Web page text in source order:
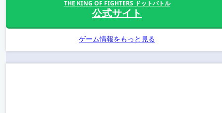
THE KING OF FIGHTERS ドットバトル
公式サイト
ゲーム情報をもっと見る